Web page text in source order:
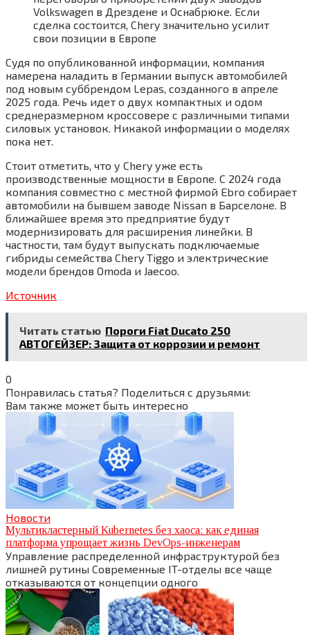
Volkswagen в Дрездене и Оснабрюке. Если
сделка состоится, Chery значительно усилит
свои позиции в Европе
Судя по опубликованной информации, компания
намерена наладить в Германии выпуск автомобилей
под новым суббрендом Lepas, созданного в апреле
2025 года. Речь идет о двух компактных и одом
среднеразмерном кроссовере с различными типами
силовых установок. Никакой информации о моделях
пока нет.
Стоит отметить, что у Chery уже есть
производственные мощности в Европе. С 2024 года
компания совместно с местной фирмой Ebro собирает
автомобили на бывшем заводе Nissan в Барселоне. В
ближайшее время это предприятие будут
модернизировать для расширения линейки. В
частности, там будут выпускать подключаемые
гибриды семейства Chery Tiggo и электрические
модели брендов Omoda и Jaecoo.
Источник
Читать статью Пороги Fiat Ducato 250
АВТОГЕЙЗЕР: Защита от коррозии и ремонт
0
Понравилась статья? Поделиться с друзьями:
Вам также может быть интересно
Новости
Мультикластерный Kubernetes без хаоса: как единая
платформа упрощает жизнь DevOps-инженерам
Управление распределенной инфраструктурой без
лишней рутины Современные IT-отделы все чаще
отказываются от концепции одного